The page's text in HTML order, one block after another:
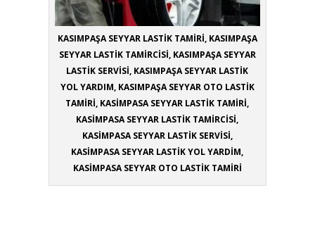
KASIMPAŞA SEYYAR LASTİK TAMİRİ, KASIMPAŞA
SEYYAR LASTİK TAMİRCİSİ, KASIMPAŞA SEYYAR
LASTİK SERVİSİ, KASIMPAŞA SEYYAR LASTİK
YOL YARDIM, KASIMPAŞA SEYYAR OTO LASTİK
TAMİRİ, KASİMPASA SEYYAR LASTİK TAMİRİ,
KASİMPASA SEYYAR LASTİK TAMİRCİSİ,
KASİMPASA SEYYAR LASTİK SERVİSİ,
KASİMPASA SEYYAR LASTİK YOL YARDİM,
KASİMPASA SEYYAR OTO LASTİK TAMİRİ